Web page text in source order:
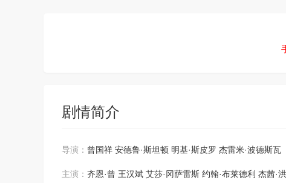
剧情简介
导演： 曾国祥 安德鲁·斯坦顿 明基·斯皮罗 杰雷米·波德斯瓦
主演： 齐恩·曾 王汉斌 艾莎·冈萨雷斯 约翰·布莱德利 杰茜·洪